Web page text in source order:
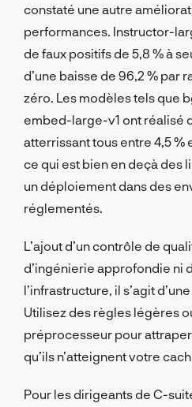
constaté une autre
performances. Instructor-
de faux positifs de 5,8 % à
d’une baisse de 96,2 % par
zéro. Les modèles tels que
embed-large-v1 ont réalisé
atterrissant tous entre 4,5 %
ce qui est bien en deçà des
un déploiement dans des
réglementés.
L’ajout d’un contrôle de
d’ingénierie approfondie ni
l’infrastructure, il s’agit
Utilisez des règles légères
préprocesseur pour
qu’ils n’atteignent votre
Pour les dirigeants de C-